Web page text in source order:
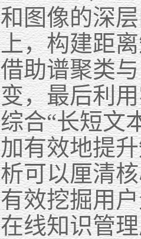
和图像的深
上，构建距
借助谱聚类与
变，最后利用
综合“长短文
加有效地提
析可以厘清
有效挖掘用
在线知识管理